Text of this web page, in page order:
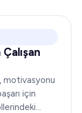
motivasyonu
için